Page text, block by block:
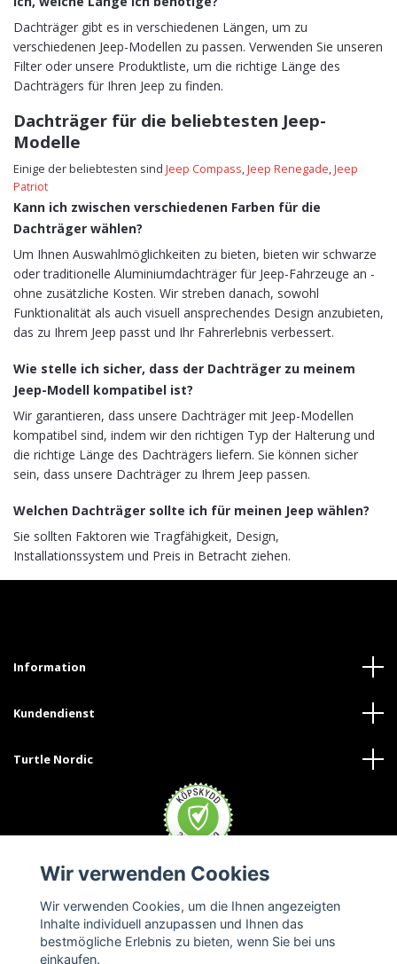
Dachträger gibt es in verschiedenen Längen, um zu
verschiedenen Jeep-Modellen zu passen. Verwenden Sie unseren
Filter oder unsere Produktliste, um die richtige Länge des
Dachträgers für Ihren Jeep zu finden.
Dachträger für die beliebtesten Jeep-
Modelle
Einige der beliebtesten sind Jeep Compass,Jeep Renegade,Jeep
Patriot
Kann ich zwischen verschiedenen Farben für die
Dachträger wählen?
Um Ihnen Auswahlmöglichkeiten zu bieten, bieten wir schwarze
oder traditionelle Aluminiumdachträger für Jeep-Fahrzeuge an -
ohne zusätzliche Kosten. Wir streben danach, sowohl
Funktionalität als auch visuell ansprechendes Design anzubieten,
das zu Ihrem Jeep passt und Ihr Fahrerlebnis verbessert.
Wie stelle ich sicher, dass der Dachträger zu meinem
Jeep-Modell kompatibel ist?
Wir garantieren, dass unsere Dachträger mit Jeep-Modellen
kompatibel sind, indem wir den richtigen Typ der Halterung und
die richtige Länge des Dachträgers liefern. Sie können sicher
sein, dass unsere Dachträger zu Ihrem Jeep passen.
Welchen Dachträger sollte ich für meinen Jeep wählen?
Sie sollten Faktoren wie Tragfähigkeit, Design,
Installationssystem und Preis in Betracht ziehen.
Information
Kundendienst
Turtle Nordic
Wir verwenden Cookies
Wir verwenden Cookies, um die Ihnen angezeigten
Inhalte individuell anzupassen und Ihnen das
bestmögliche Erlebnis zu bieten, wenn Sie bei uns
einkaufen.